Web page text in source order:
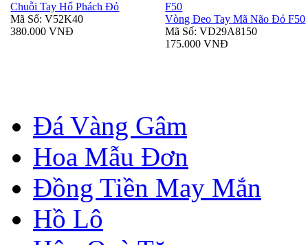
Chuỗi Tay Hổ Phách Đỏ
Mã Số: V52K40
380.000 VNĐ
Vòng Đeo Tay Mã Não Đỏ F50
Mã Số: VD29A8150
175.000 VNĐ
Đá Vàng Gâm
Hoa Mẫu Đơn
Đồng Tiền May Mắn
Hồ Lô